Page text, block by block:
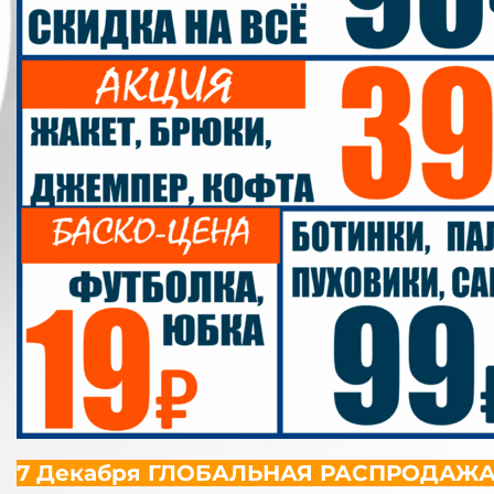
7 Декабря ГЛОБАЛЬНАЯ